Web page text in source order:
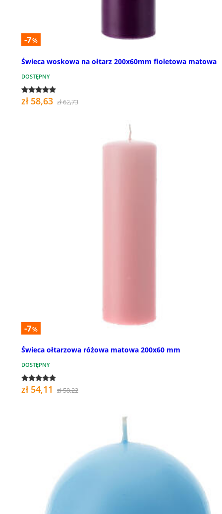
-7%
Świeca woskowa na ołtarz 200x60mm fioletowa matowa
DOSTĘPNY
zł 58,63 zł 62,73
-7%
Świeca ołtarzowa różowa matowa 200x60 mm
DOSTĘPNY
zł 54,11 zł 58,22